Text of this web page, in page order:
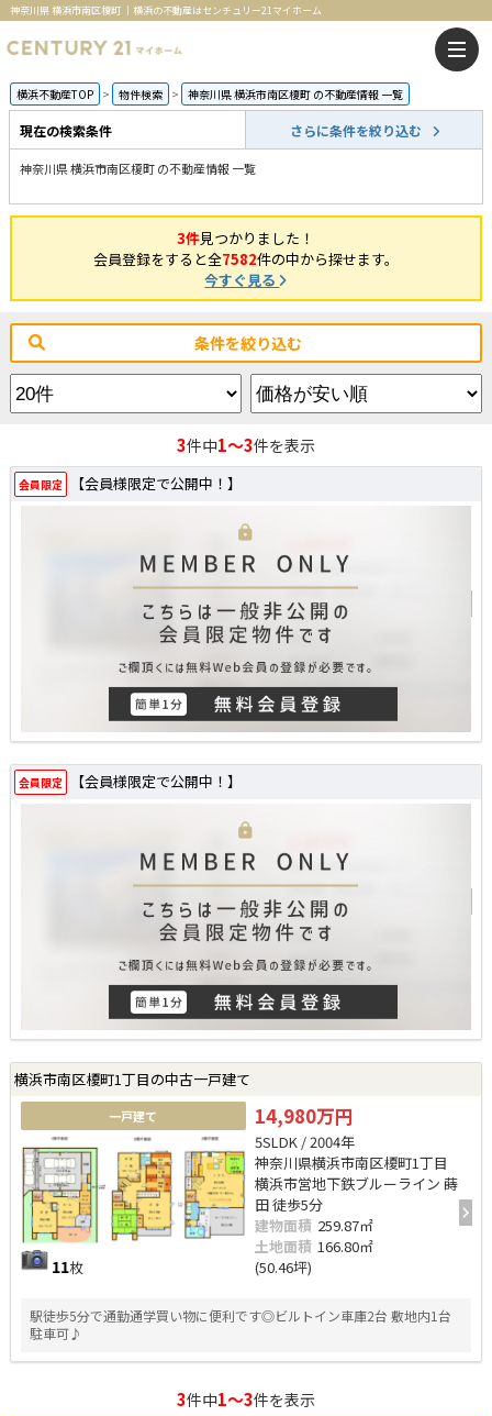
神奈川県 横浜市南区榎町 ｜横浜の不動産はセンチュリー21マイホーム
横浜不動産TOP 物件検索 神奈川県 横浜市南区榎町 の不動産情報 一覧
現在の検索条件 さらに条件を絞り込む
神奈川県 横浜市南区榎町 の不動産情報 一覧
3件見つかりました！
会員登録をすると全7582件の中から探せます。
今すぐ見る
条件を絞り込む
3件中1～3件を表示
会員限定 【会員様限定で公開中！】
会員限定 【会員様限定で公開中！】
横浜市南区榎町1丁目の中古一戸建て
一戸建て
11枚
14,980万円
5SLDK / 2004年
神奈川県横浜市南区榎町1丁目
横浜市営地下鉄ブルーライン 蒔
田 徒歩5分
建物面積 259.87㎡
土地面積 166.80㎡
(50.46坪)
駅徒歩5分で通勤通学買い物に便利です◎ビルトイン車庫2台 敷地内1台
駐車可♪
3件中1～3件を表示